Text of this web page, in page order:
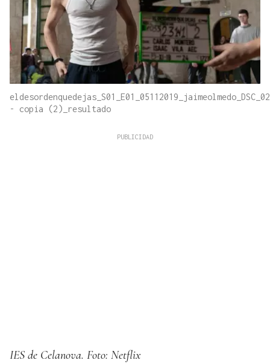
- copia (2)_resultado
IES de Celanova. Foto: Netflix